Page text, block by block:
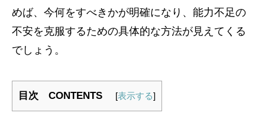
めば、今何をすべきかが明確になり、能力不足の
不安を克服するための具体的な方法が見えてくる
でしょう。
目次 CONTENTS [表示する]